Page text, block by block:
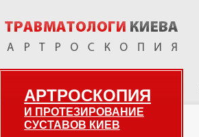
АРТРОСКОПИЯ
И ПРОТЕЗИРОВАНИЕ
СУСТАВОВ КИЕВ